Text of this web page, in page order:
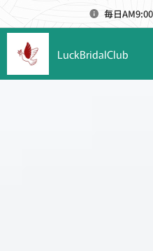
毎日
LuckBridalClub